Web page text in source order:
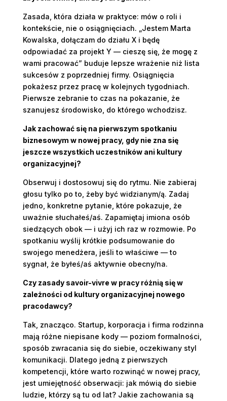
Zasada, która działa w praktyce: mów o roli i
kontekście, nie o osiągnięciach. „Jestem Marta
Kowalska, dołączam do działu X i będę
odpowiadać za projekt Y — cieszę się, że mogę z
wami pracować” buduje lepsze wrażenie niż lista
sukcesów z poprzedniej firmy. Osiągnięcia
pokażesz przez pracę w kolejnych tygodniach.
Pierwsze zebranie to czas na pokazanie, że
szanujesz środowisko, do którego wchodzisz.
Jak zachować się na pierwszym spotkaniu
biznesowym w nowej pracy, gdy nie zna się
jeszcze wszystkich uczestników ani kultury
organizacyjnej?
Obserwuj i dostosowuj się do rytmu. Nie zabieraj
głosu tylko po to, żeby być widzianym/ą. Zadaj
jedno, konkretne pytanie, które pokazuje, że
uważnie słuchałeś/aś. Zapamiętaj imiona osób
siedzących obok — i użyj ich raz w rozmowie. Po
spotkaniu wyślij krótkie podsumowanie do
swojego menedżera, jeśli to właściwe — to
sygnał, że byłeś/aś aktywnie obecny/na.
Czy zasady savoir-vivre w pracy różnią się w
zależności od kultury organizacyjnej nowego
pracodawcy?
Tak, znacząco. Startup, korporacja i firma rodzinna
mają różne niepisane kody — poziom formalności,
sposób zwracania się do siebie, oczekiwany styl
komunikacji. Dlatego jedną z pierwszych
kompetencji, które warto rozwinąć w nowej pracy,
jest umiejętność obserwacji: jak mówią do siebie
ludzie, którzy są tu od lat? Jakie zachowania są